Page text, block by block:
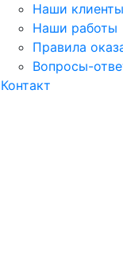
Наши клиенты
Наши работы
Правила
Вопросы-
Контакт